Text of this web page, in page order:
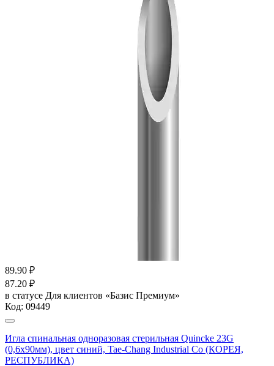
89.90 ₽
87.20 ₽
в статусе Для клиентов «Базис Премиум»
Код: 09449
Игла спинальная одноразовая стерильная Quincke 23G
(0,6х90мм), цвет синий, Tae-Chang Industrial Co (КОРЕЯ,
РЕСПУБЛИКА)